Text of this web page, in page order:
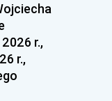
1985
1982
1979
r.,
r.,